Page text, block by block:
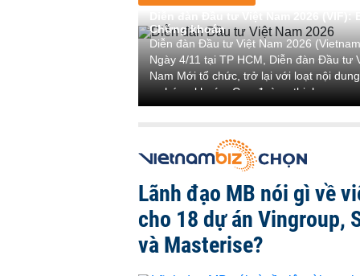
Diễn đàn Đầu tư Việt Nam 2026
Chứng khoán
Diễn đàn Đầu tư Việt Nam 2026
Ngày 4/11 tại TP HCM, Diễn đàn Đầu
Nam Mới tổ chức, trở lại với loạt nội
– chứng khoán: Con đường thịnh vượng
Sự kiện quy tụ chuyên gia kinh tế, nhà
chu kỳ mới của chứng khoán.
Trải qua nhiều mùa tổ chức, VIF đã
Thông tin chi tiết về sự kiện được cập
Lãnh đạo MB nói gì về
cho 18 dự án Vingroup,
và Masterise?